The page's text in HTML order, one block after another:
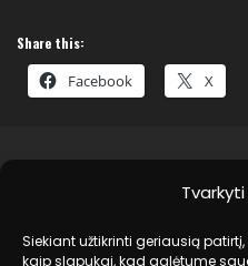
Siekiant užtikrinti geriausią
kaip slapukai, kad galėtume
Share this:
Facebook X
Kursų paskyra